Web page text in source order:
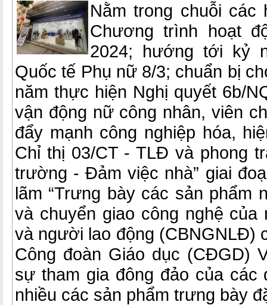
Nằm trong chuỗi các
Chương trình hoạt
2024; hướng tới kỷ
Quốc tế Phụ nữ 8/3; chuẩn bị
năm thực hiện Nghị quyết 6b/
vận động nữ công nhân, viên
đẩy mạnh công nghiệp hóa,
Chỉ thị 03/CT - TLĐ và phong
trường - Đảm việc nhà” giai
lãm “Trưng bày các sản phẩm
và chuyển giao công nghệ
và người lao động (CBNGNLĐ)
Công đoàn Giáo dục (CĐGD)
sự tham gia đông đảo của
nhiều các sản phẩm trưng bày